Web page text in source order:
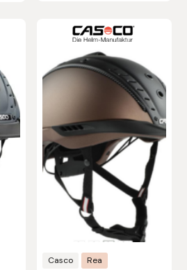
Casco Rea
produkten
har
varianter.
De
olika
alternativen
produktsidan